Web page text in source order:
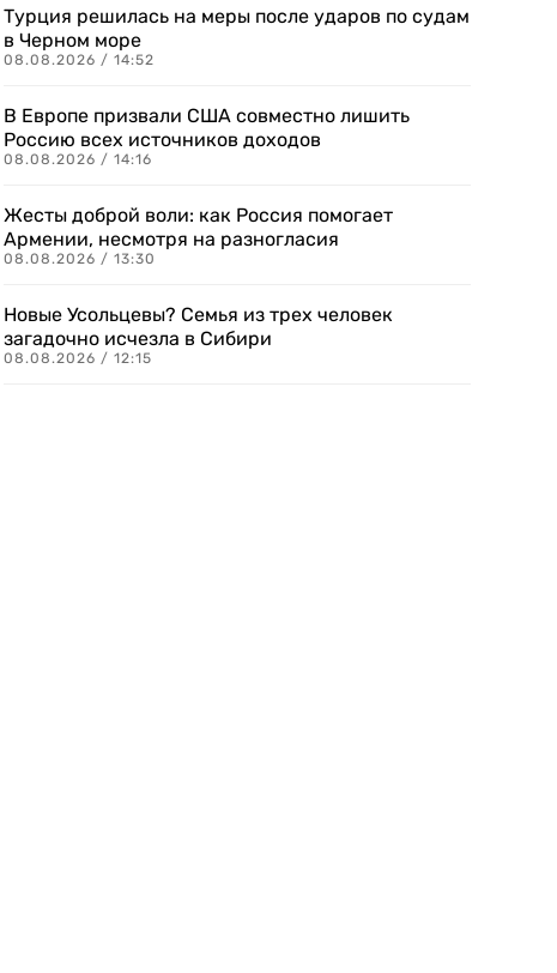
Турция решилась на меры после ударов по судам
в Черном море
08.08.2026 / 14:52
В Европе призвали США совместно лишить
Россию всех источников доходов
08.08.2026 / 14:16
Жесты доброй воли: как Россия помогает
Армении, несмотря на разногласия
08.08.2026 / 13:30
Новые Усольцевы? Семья из трех человек
загадочно исчезла в Сибири
08.08.2026 / 12:15